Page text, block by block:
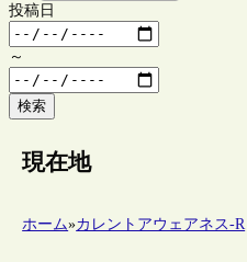
投稿日
～
検索
現在地
ホーム»カレントアウェアネス-R